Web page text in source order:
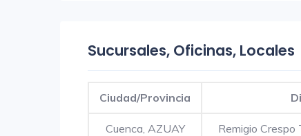
Sucursales, Oficinas, Locales
Ciudad/Provincia
Cuenca, AZUAY Remigio